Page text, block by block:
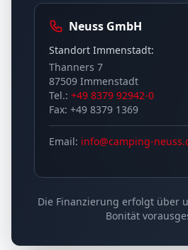
Neuss GmbH
Standort Immenstadt:
Thanners 7
87509 Immenstadt
Tel.: +49 8379 92942-0
Fax: +49 8379 1369
Email: info@camping-
Die Finanzierung erfolgt über
Bonität